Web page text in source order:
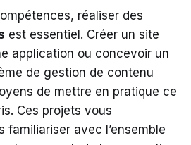
réaliser des
est essentiel. Créer un site
application ou concevoir un
de gestion de contenu
de mettre en pratique ce
Ces projets vous
familiariser avec l’ensemble